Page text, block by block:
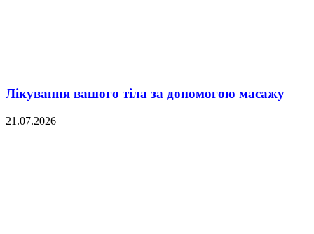
Лікування вашого тіла за допомогою масажу
21.07.2026